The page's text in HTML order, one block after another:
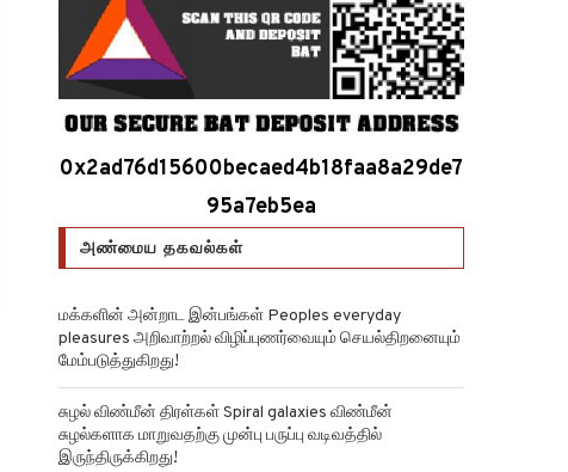
0x2ad76d15600becaed4b18faa8a29de7
95a7eb5ea
அண்மைய தகவல்கள்
மக்களின் அன்றாட இன்பங்கள் Peoples everyday
pleasures அறிவாற்றல் விழிப்புணர்வையும் செயல்திறனையும்
மேம்படுத்துகிறது!
சுழல் விண்மீன் திரள்கள் Spiral galaxies விண்மீன்
சுழல்களாக மாறுவதற்கு முன்பு பருப்பு வடிவத்தில்
இருந்திருக்கிறது!